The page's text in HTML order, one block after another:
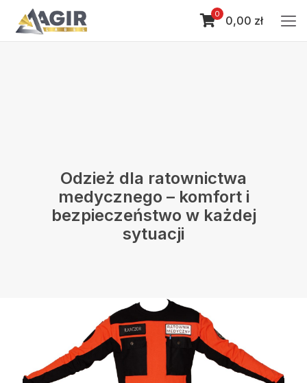
0 0,00 zł
Odzież dla ratownictwa
medycznego – komfort i
bezpieczeństwo w każdej
sytuacji